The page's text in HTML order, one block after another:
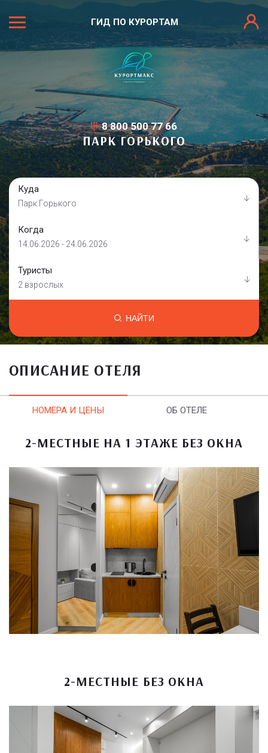
ГИД ПО КУРОРТАМ
8 800 500 77 66
ПАРК ГОРЬКОГО
Куда
Парк Горького
Когда
14.06.2026 - 24.06.2026
Туристы
2 взрослых
НАЙТИ
ОПИСАНИЕ ОТЕЛЯ
НОМЕРА И ЦЕНЫ ОБ ОТЕЛЕ
2-МЕСТНЫЕ НА 1 ЭТАЖЕ БЕЗ ОКНА
2-МЕСТНЫЕ БЕЗ ОКНА